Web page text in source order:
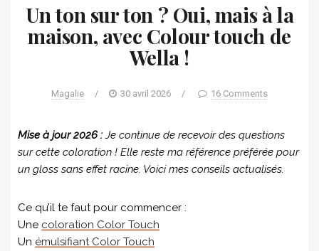
Un ton sur ton ? Oui, mais à la
maison, avec Colour touch de
Wella !
Magalie / 30 avril 2026 / 16 Comments
Mise à jour 2026 :Je continue de recevoir des questions
sur cette coloration ! Elle reste ma référence préférée pour
un gloss sans effet racine. Voici mes conseils actualisés.
Ce qu’il te faut pour commencer :
Une coloration Color Touch
Un émulsifiant Color Touch